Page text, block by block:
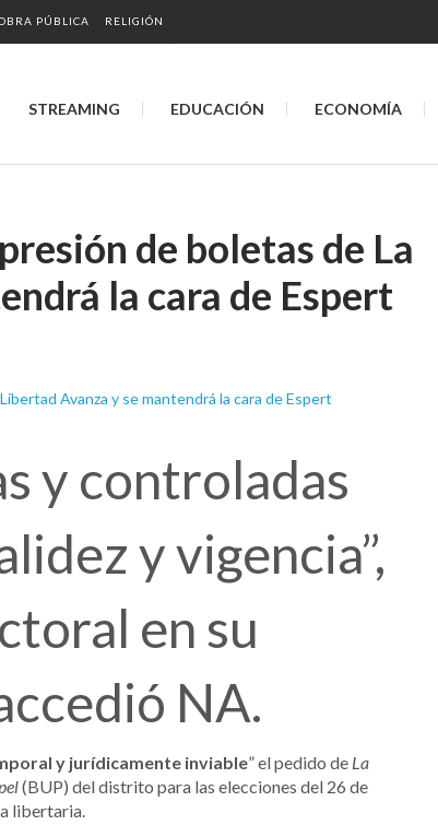
PÚBLICA RELIGIÓN
STREAMING EDUCACIÓN ECONOMÍA
de boletas de La
la cara de Espert
y controladas
y vigencia”,
en su
NA.
y jurídicamente inviable” el pedido de La
(BUP) del distrito para las elecciones del 26 de
libertaria.